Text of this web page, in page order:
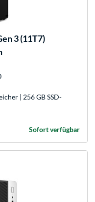
3 (11T7)
| 256 GB SSD-
Sofort verfügbar